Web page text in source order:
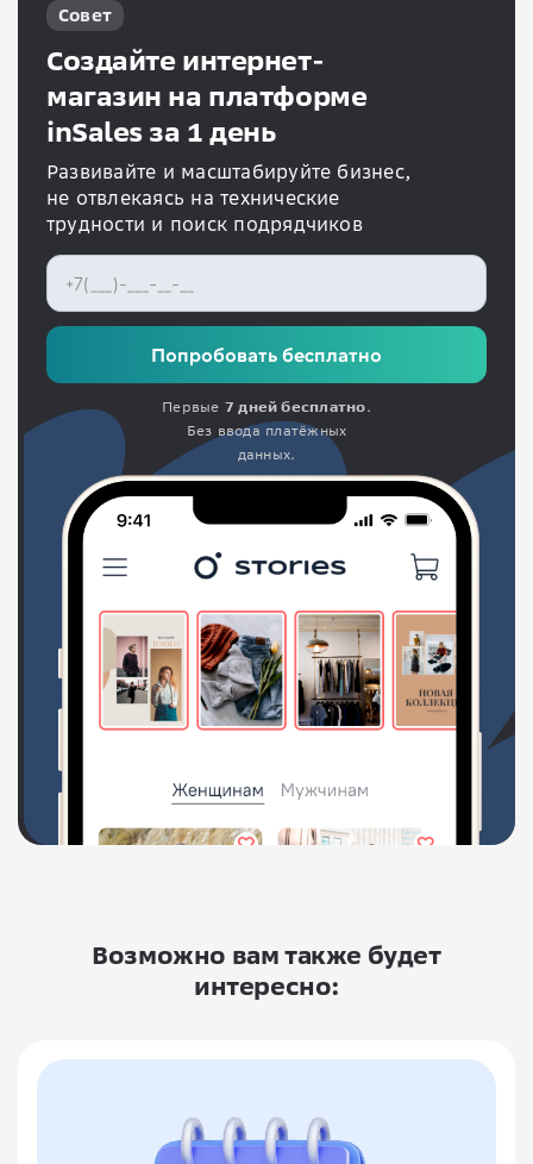
Совет
Создайте интернет-
магазин на платформе
inSales за 1 день
Развивайте и масштабируйте бизнес,
не отвлекаясь на технические
трудности и поиск подрядчиков
Попробовать бесплатно
Первые 7 дней бесплатно.
Без ввода платёжных
данных.
Возможно вам также будет
интересно: